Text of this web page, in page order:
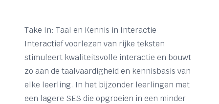
Take In: Taal en Kennis in Interactie
Interactief voorlezen van rijke teksten
stimuleert kwaliteitsvolle interactie en bouwt
zo aan de taalvaardigheid en kennisbasis van
elke leerling. In het bijzonder leerlingen met
een lagere SES die opgroeien in een minder